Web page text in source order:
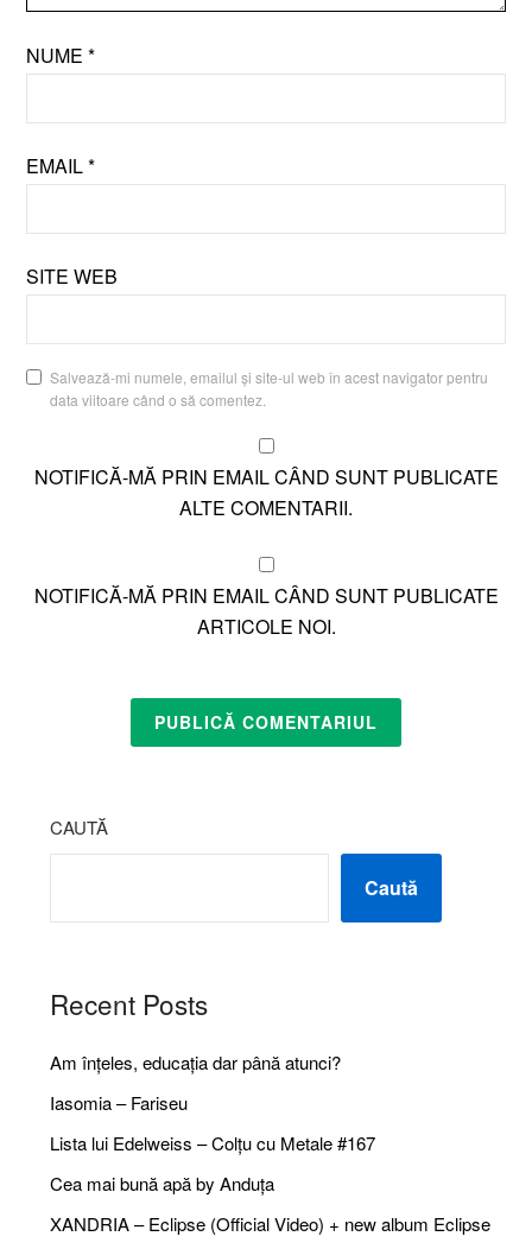
NUME*
EMAIL*
SITE WEB
Salvează-mi numele, emailul și site-ul web în acest navigator pentru
data viitoare când o să comentez.
NOTIFICĂ-MĂ PRIN EMAIL CÂND SUNT PUBLICATE
ALTE COMENTARII.
NOTIFICĂ-MĂ PRIN EMAIL CÂND SUNT PUBLICATE
ARTICOLE NOI.
CAUTĂ
Caută
Recent Posts
Am înțeles, educația dar până atunci?
Iasomia – Fariseu
Lista lui Edelweiss – Colțu cu Metale #167
Cea mai bună apă by Anduța
XANDRIA – Eclipse (Official Video) + new album Eclipse